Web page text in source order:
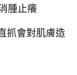
腫止癢
抓會對肌膚造